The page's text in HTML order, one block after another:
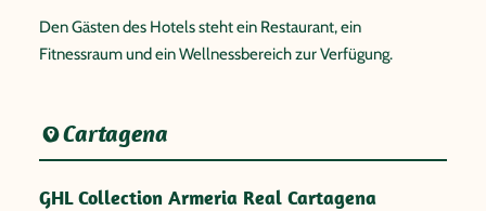
Den Gästen des Hotels steht ein Restaurant, ein
Fitnessraum und ein Wellnessbereich zur Verfügung.
Cartagena
GHL Collection Armeria Real Cartagena